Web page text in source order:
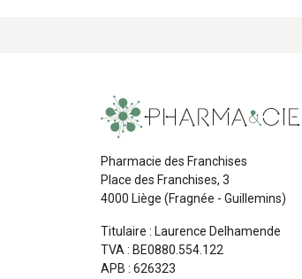
Pharmacie des Franchises
Place des Franchises, 3
4000 Liège (Fragnée - Guillemins)
Titulaire : Laurence Delhamende
TVA : BE0880.554.122
APB : 626323